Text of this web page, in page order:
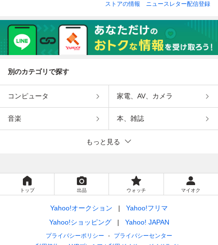
ストアの情報 ニュースレター配信登録
別のカテゴリで探す
コンピュータ 家電、AV、カメラ
音楽 本、雑誌
もっと見る
トップ 出品 ウォッチ マイオク
Yahoo!オークション
Yahoo!フリマ
Yahoo!ショッピング
Yahoo! JAPAN
プライバシーポリシー
プライバシーセンター